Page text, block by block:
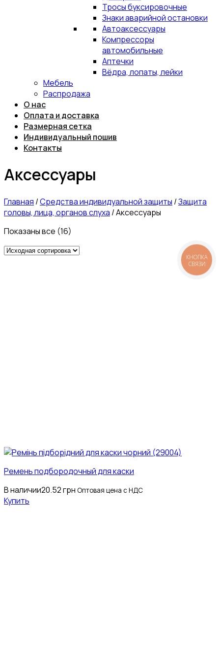
Тросы буксировочные
Знаки аварийной остановки
Автоаксессуары
Компрессоры
автомобильные
Аптечки
Вёдра, лопаты, лейки
Мебель
Распродажа
О нас
Оплата и доставка
Размерная сетка
Индивидуальный пошив
Контакты
Аксессуары
Главная /Средства индивидуальной защиты /Защита
головы, лица, органов слуха /Аксессуары
Показаны все (16)
Ремень подбородочный для каски
В наличии20.52грн Оптовая цена с НДС
Купить
КНОПКА
СВЯЗИ